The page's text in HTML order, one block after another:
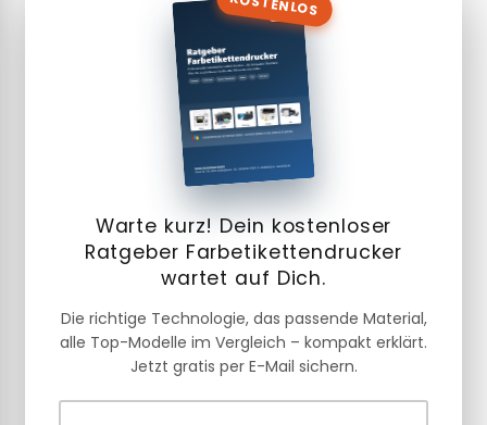
Warte kurz! Dein kostenloser
Ratgeber Farbetikettendrucker
wartet auf Dich.
Die richtige Technologie, das passende Material,
alle Top-Modelle im Vergleich – kompakt erklärt.
Jetzt gratis per E-Mail sichern.